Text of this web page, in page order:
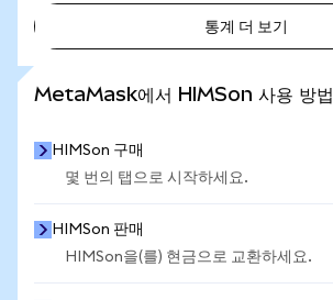
통계 더 보기
MetaMask에서 HIMSon 사용 방법
HIMSon 구매
몇 번의 탭으로 시작하세요.
HIMSon 판매
HIMSon을(를) 현금으로 교환하세요.